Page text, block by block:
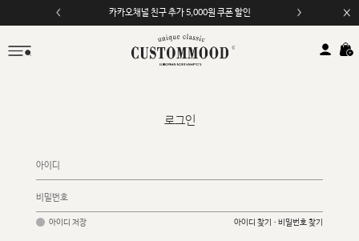
카카오채널 친구 추가 5,000원 쿠폰 할인
로그인
아이디 저장 아이디 찾기 · 비밀번호 찾기